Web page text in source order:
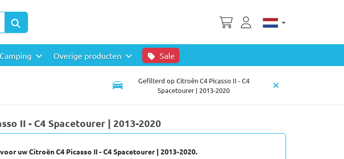
Camping Overige producten Sale
Gefilterd op Citroën C4 Picasso II - C4
Spacetourer | 2013-2020
II - C4 Spacetourer | 2013-2020
uw Citroën C4 Picasso II - C4 Spacetourer | 2013-2020.